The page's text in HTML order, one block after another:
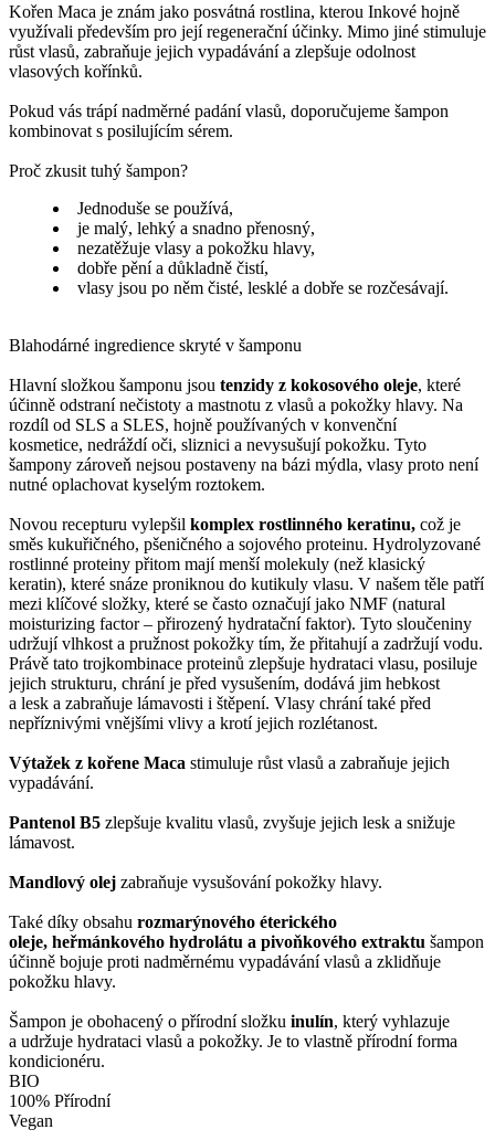
Kořen Maca je znám jako posvátná rostlina, kterou Inkové hojně
využívali především pro její regenerační účinky. Mimo jiné stimuluje
růst vlasů, zabraňuje jejich vypadávání a zlepšuje odolnost
vlasových kořínků.
Pokud vás trápí nadměrné padání vlasů, doporučujeme šampon
kombinovat s posilujícím sérem.
Proč zkusit tuhý šampon?
Jednoduše se používá,
je malý, lehký a snadno přenosný,
nezatěžuje vlasy a pokožku hlavy,
dobře pění a důkladně čistí,
vlasy jsou po něm čisté, lesklé a dobře se rozčesávají.
Blahodárné ingredience skryté v šamponu
Hlavní složkou šamponu jsou tenzidy z kokosového oleje, které
účinně odstraní nečistoty a mastnotu z vlasů a pokožky hlavy. Na
rozdíl od SLS a SLES, hojně používaných v konvenční
kosmetice, nedráždí oči, sliznici a nevysušují pokožku. Tyto
šampony zároveň nejsou postaveny na bázi mýdla, vlasy proto není
nutné oplachovat kyselým roztokem.
Novou recepturu vylepšil komplex rostlinného keratinu, což je
směs kukuřičného, pšeničného a sojového proteinu. Hydrolyzované
rostlinné proteiny přitom mají menší molekuly (než klasický
keratin), které snáze proniknou do kutikuly vlasu. V našem těle patří
mezi klíčové složky, které se často označují jako NMF (natural
moisturizing factor – přirozený hydratační faktor). Tyto sloučeniny
udržují vlhkost a pružnost pokožky tím, že přitahují a zadržují vodu.
Právě tato trojkombinace proteinů zlepšuje hydrataci vlasu, posiluje
jejich strukturu, chrání je před vysušením, dodává jim hebkost
a lesk a zabraňuje lámavosti i štěpení. Vlasy chrání také před
nepříznivými vnějšími vlivy a krotí jejich rozlétanost.
Výtažek z kořene Maca stimuluje růst vlasů a zabraňuje jejich
vypadávání.
Pantenol B5 zlepšuje kvalitu vlasů, zvyšuje jejich lesk a snižuje
lámavost.
Mandlový olej zabraňuje vysušování pokožky hlavy.
Také díky obsahu rozmarýnového éterického
oleje, heřmánkového hydrolátu a pivoňkového extraktu šampon
účinně bojuje proti nadměrnému vypadávání vlasů a zklidňuje
pokožku hlavy.
Šampon je obohacený o přírodní složku inulín, který vyhlazuje
a udržuje hydrataci vlasů a pokožky. Je to vlastně přírodní forma
kondicionéru.
BIO
100% Přírodní
Vegan